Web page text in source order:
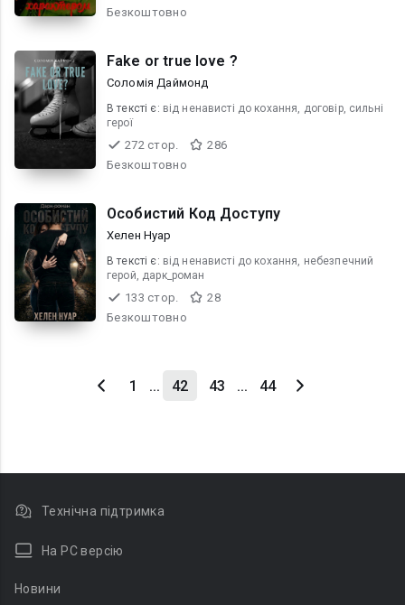
Безкоштовно
Fake or true love ?
Соломія Даймонд
В текcті є: від ненависті до кохання, договір, сильні
герої
272 стор.
286
Безкоштовно
Особистий Код Доступу
Хелен Нуар
В текcті є: від ненависті до кохання, небезпечний
герой, дарк_роман
133 стор.
28
Безкоштовно
1 ... 42 43 ... 44
Технічна підтримка
На PC версію
Новини